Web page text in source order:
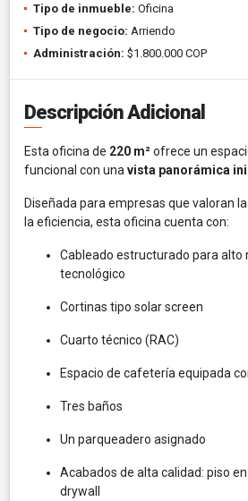
Tipo de inmueble: Oficina
Tipo de negocio: Arriendo
Administración: $1.800.000 COP
Descripción Adicional
Esta oficina de 220 m²ofrece un
funcional con una vista panorámica
Diseñada para empresas que valoran
la eficiencia, esta oficina cuenta con:
Cableado estructurado para alto
tecnológico
Cortinas tipo solar screen
Cuarto técnico (RAC)
Espacio de cafetería equipada
Tres baños
Un parqueadero asignado
Acabados de alta calidad: piso
drywall